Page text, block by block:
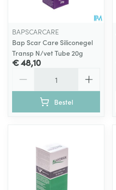
BAPSCARCARE
Bap Scar Care Siliconegel
Transp N/vet Tube 20g
€ 48,10
Bestel